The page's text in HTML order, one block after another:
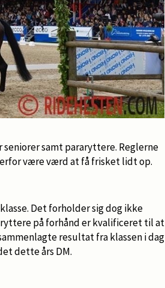
seniorer samt pararyttere. Reglerne
være værd at få frisket lidt op.
Det forholder sig dog ikke
på forhånd er kvalificeret til at
resultat fra klassen i dag
dette års DM.